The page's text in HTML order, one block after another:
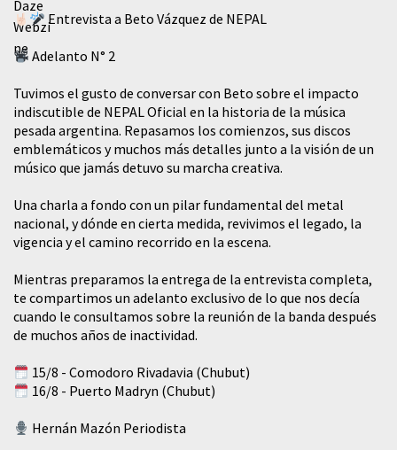
Entrevista a Beto Vázquez de NEPAL
Adelanto N° 2
Tuvimos el gusto de conversar con Beto sobre el impacto
indiscutible de NEPAL Oficial en la historia de la música
pesada argentina. Repasamos los comienzos, sus discos
emblemáticos y muchos más detalles junto a la visión de un
músico que jamás detuvo su marcha creativa.
​Una charla a fondo con un pilar fundamental del metal
nacional, y dónde en cierta medida, revivimos el legado, la
vigencia y el camino recorrido en la escena.
Mientras preparamos la entrega de la entrevista completa,
te compartimos un adelanto exclusivo de lo que nos decía
cuando le consultamos sobre la reunión de la banda después
de muchos años de inactividad.
15/8 - Comodoro Rivadavia (Chubut)
16/8 - Puerto Madryn (Chubut)
Hernán Mazón Periodista